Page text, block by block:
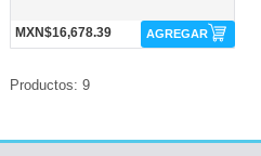
MXN$16,678.39 AGREGAR
Productos: 9